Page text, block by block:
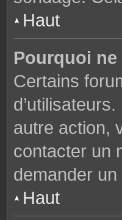
Haut
Pourquoi
Certains
autre action,
contacter un
demander un
Haut